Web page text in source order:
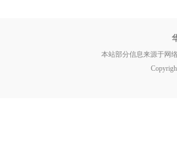
本站部分信息来源于网